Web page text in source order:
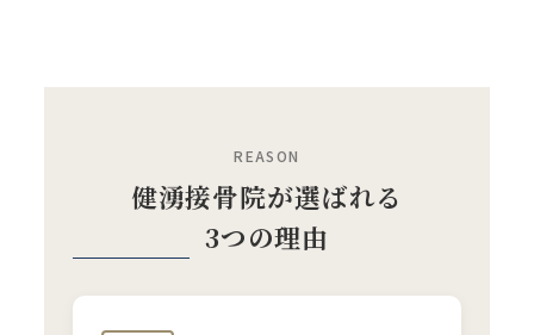
REASON
健湧接骨院が選ばれる
3つの理由